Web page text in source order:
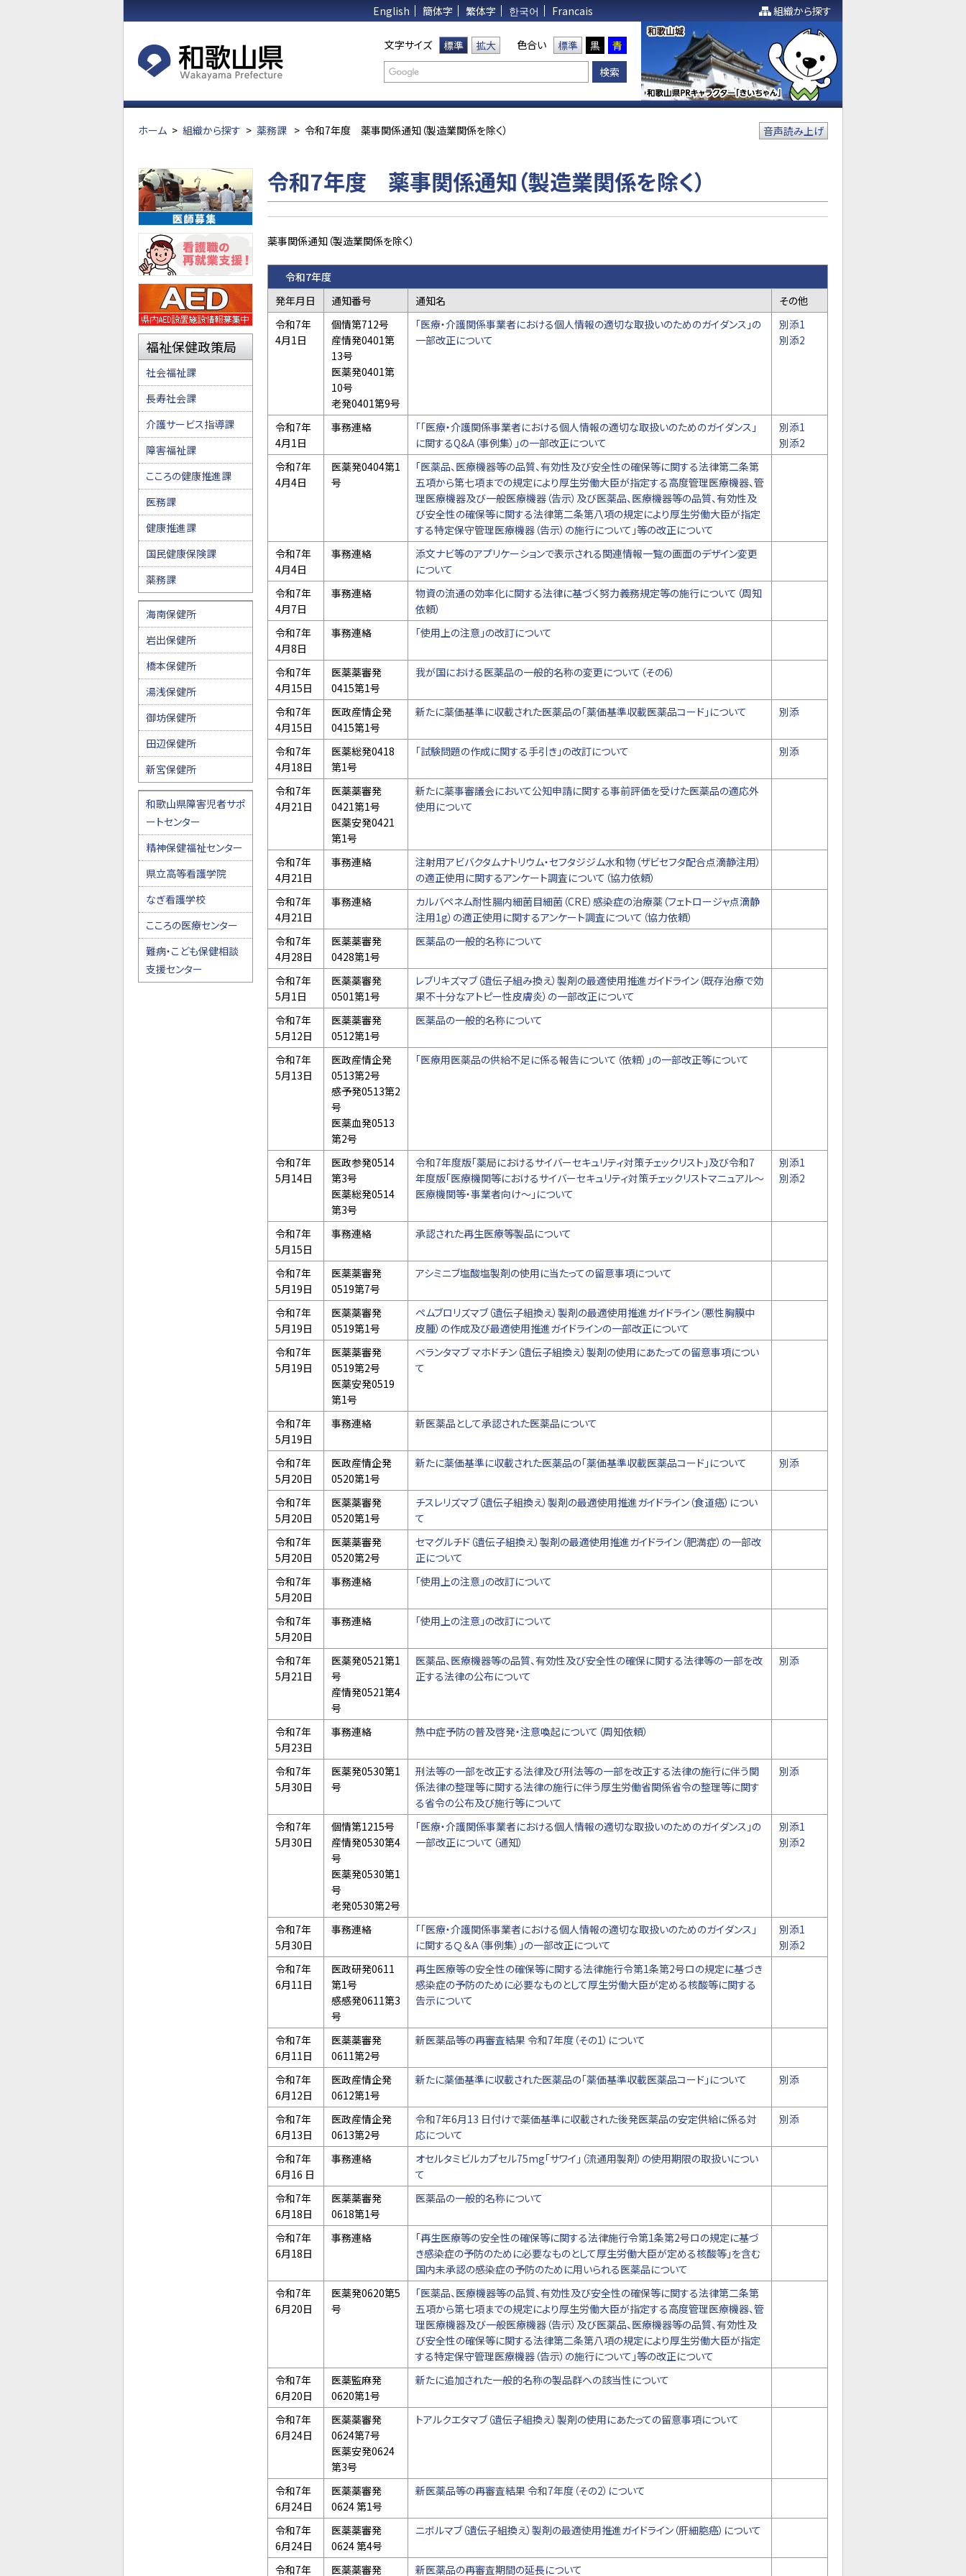
English 簡体字 繁体字 한국어 Francais 組織から探す
文字サイズ 標準 拡大 色合い 標準 黒 青
ホーム > 組織から探す > 薬務課 > 令和7年度 薬事関係通知（製造業関係を除く） 音声読み上げ
令和7年度 薬事関係通知（製造業関係を除く）
薬事関係通知（製造業関係を除く）
令和7年度
発年月日
通知番号 通知名
その他
令和7年
4月1日
個情第712号
産情発0401第
13号
医薬発0401第
10号
老発0401第9号
「医療・介護関係事業者における個人情報の適切な取扱いのためのガイダンス」の
一部改正について
別添1
別添2
令和7年
4月1日
事務連絡
「「医療・介護関係事業者における個人情報の適切な取扱いのためのガイダンス」
に関するQ&A（事例集）」の一部改正について
別添1
別添2
令和7年
4月4日
医薬発0404第1
号
「医薬品、医療機器等の品質、有効性及び安全性の確保等に関する法律第二条第
五項から第七項までの規定により厚生労働大臣が指定する高度管理医療機器、管
理医療機器及び一般医療機器（告示）及び医薬品、医療機器等の品質、有効性及
び安全性の確保等に関する法律第二条第八項の規定により厚生労働大臣が指定
する特定保守管理医療機器（告示）の施行について」等の改正について
令和7年
4月4日
事務連絡
添文ナビ等のアプリケーションで表示される関連情報一覧の画面のデザイン変更
について
令和7年
4月7日
事務連絡
物資の流通の効率化に関する法律に基づく努力義務規定等の施行について（周知
依頼）
令和7年
4月8日
事務連絡 「使用上の注意」の改訂について
令和7年
4月15日
医薬薬審発
0415第1号
我が国における医薬品の一般的名称の変更について（その6）
令和7年
4月15日
医政産情企発
0415第1号
新たに薬価基準に収載された医薬品の「薬価基準収載医薬品コード」について 別添
令和7年
4月18日
医薬総発0418
第1号
「試験問題の作成に関する手引き」の改訂について 別添
令和7年
4月21日
医薬薬審発
0421第1号
医薬安発0421
第1号
新たに薬事審議会において公知申請に関する事前評価を受けた医薬品の適応外
使用について
令和7年
4月21日
事務連絡
注射用アビバクタムナトリウム・セフタジジム水和物（ザビセフタ配合点滴静注用）
の適正使用に関するアンケート調査について（協力依頼）
令和7年
4月21日
事務連絡
カルバペネム耐性腸内細菌目細菌（CRE）感染症の治療薬（フェトロージャ点滴静
注用1g）の適正使用に関するアンケート調査について（協力依頼）
令和7年
4月28日
医薬薬審発
0428第1号
医薬品の一般的名称について
令和7年
5月1日
医薬薬審発
0501第1号
レブリキズマブ（遺伝子組み換え）製剤の最適使用推進ガイドライン（既存治療で効
果不十分なアトピー性皮膚炎）の一部改正について
令和7年
5月12日
医薬薬審発
0512第1号
医薬品の一般的名称について
令和7年
5月13日
医政産情企発
0513第2号
感予発0513第2
号
医薬血発0513
第2号
「医療用医薬品の供給不足に係る報告について（依頼）」の一部改正等について
令和7年
5月14日
医政参発0514
第3号
医薬総発0514
第3号
令和7年度版「薬局におけるサイバーセキュリティ対策チェックリスト」及び令和7
年度版「医療機関等におけるサイバーセキュリティ対策チェックリストマニュアル～
医療機関等・事業者向け～」について
別添1
別添2
令和7年
5月15日
事務連絡 承認された再生医療等製品について
令和7年
5月19日
医薬薬審発
0519第7号
アシミニブ塩酸塩製剤の使用に当たっての留意事項について
令和7年
5月19日
医薬薬審発
0519第1号
ペムブロリズマブ（遺伝子組換え）製剤の最適使用推進ガイドライン（悪性胸膜中
皮腫）の作成及び最適使用推進ガイドラインの一部改正について
令和7年
5月19日
医薬薬審発
0519第2号
医薬安発0519
第1号
ベランタマブ マホドチン（遺伝子組換え）製剤の使用にあたっての留意事項につい
て
令和7年
5月19日
事務連絡 新医薬品として承認された医薬品について
令和7年
5月20日
医政産情企発
0520第1号
新たに薬価基準に収載された医薬品の「薬価基準収載医薬品コード」について 別添
令和7年
5月20日
医薬薬審発
0520第1号
チスレリズマブ（遺伝子組換え）製剤の最適使用推進ガイドライン（食道癌）につい
て
令和7年
5月20日
医薬薬審発
0520第2号
セマグルチド（遺伝子組換え）製剤の最適使用推進ガイドライン（肥満症）の一部改
正について
令和7年
5月20日
事務連絡 「使用上の注意」の改訂について
令和7年
5月20日
事務連絡 「使用上の注意」の改訂について
令和7年
5月21日
医薬発0521第1
号
産情発0521第4
号
医薬品、医療機器等の品質、有効性及び安全性の確保に関する法律等の一部を改
正する法律の公布について
別添
令和7年
5月23日
事務連絡 熱中症予防の普及啓発・注意喚起について（周知依頼）
令和7年
5月30日
医薬発0530第1
号
刑法等の一部を改正する法律及び刑法等の一部を改正する法律の施行に伴う関
係法律の整理等に関する法律の施行に伴う厚生労働省関係省令の整理等に関す
る省令の公布及び施行等について
別添
令和7年
5月30日
個情第1215号
産情発0530第4
号
医薬発0530第1
号
老発0530第2号
「医療・介護関係事業者における個人情報の適切な取扱いのためのガイダンス」の
一部改正について（通知）
別添1
別添2
令和7年
5月30日
事務連絡
「「医療・介護関係事業者における個人情報の適切な取扱いのためのガイダンス」
に関するＱ＆Ａ（事例集）」の一部改正について
別添1
別添2
令和7年
6月11日
医政研発0611
第1号
感感発0611第3
号
再生医療等の安全性の確保等に関する法律施行令第1条第2号ロの規定に基づき
感染症の予防のために必要なものとして厚生労働大臣が定める核酸等に関する
告示について
令和7年
6月11日
医薬薬審発
0611第2号
新医薬品等の再審査結果 令和7年度（その1）について
令和7年
6月12日
医政産情企発
0612第1号
新たに薬価基準に収載された医薬品の「薬価基準収載医薬品コード」について 別添
令和7年
6月13日
医政産情企発
0613第2号
令和7年6月13 日付けで薬価基準に収載された後発医薬品の安定供給に係る対
応について
別添
令和7年
6月16 日
事務連絡
オセルタミビルカプセル75mg「サワイ」（流通用製剤）の使用期限の取扱いについ
て
令和7年
6月18日
医薬薬審発
0618第1号
医薬品の一般的名称について
令和7年
6月18日
事務連絡
「再生医療等の安全性の確保等に関する法律施行令第1条第2号ロの規定に基づ
き感染症の予防のために必要なものとして厚生労働大臣が定める核酸等」を含む
国内未承認の感染症の予防のために用いられる医薬品について
令和7年
6月20日
医薬発0620第5
号
「医薬品、医療機器等の品質、有効性及び安全性の確保等に関する法律第二条第
五項から第七項までの規定により厚生労働大臣が指定する高度管理医療機器、管
理医療機器及び一般医療機器（告示）及び医薬品、医療機器等の品質、有効性及
び安全性の確保等に関する法律第二条第八項の規定により厚生労働大臣が指定
する特定保守管理医療機器（告示）の施行について」等の改正について
令和7年
6月20日
医薬監麻発
0620第1号
新たに追加された一般的名称の製品群への該当性について
令和7年
6月24日
医薬薬審発
0624第7号
医薬安発0624
第3号
トアルクエタマブ（遺伝子組換え）製剤の使用にあたっての留意事項について
令和7年
6月24日
医薬薬審発
0624 第1号
新医薬品等の再審査結果 令和7年度（その2）について
令和7年
6月24日
医薬薬審発
0624 第4号
ニボルマブ（遺伝子組換え）製剤の最適使用推進ガイドライン（肝細胞癌）について
令和7年 医薬薬審発 新医薬品の再審査期間の延長について
福祉保健政策局
社会福祉課
長寿社会課
介護サービス指導課
障害福祉課
こころの健康推進課
医務課
健康推進課
国民健康保険課
薬務課
海南保健所
岩出保健所
橋本保健所
湯浅保健所
御坊保健所
田辺保健所
新宮保健所
和歌山県障害児者サポ
ートセンター
精神保健福祉センター
県立高等看護学院
なぎ看護学校
こころの医療センター
難病・こども保健相談
支援センター